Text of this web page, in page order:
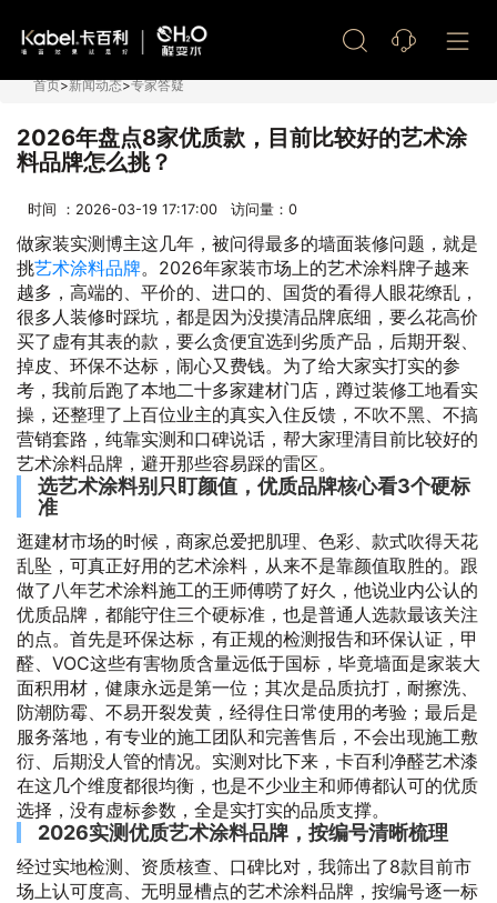
首页>新闻动态>专家答疑
2026年盘点8家优质款，目前比较好的艺术涂
料品牌怎么挑？
时间 ：2026-03-19 17:17:00 访问量： 0
做家装实测博主这几年，被问得最多的墙面装修问题，就是
挑艺术涂料品牌。2026年家装市场上的艺术涂料牌子越来
越多，高端的、平价的、进口的、国货的看得人眼花缭乱，
很多人装修时踩坑，都是因为没摸清品牌底细，要么花高价
买了虚有其表的款，要么贪便宜选到劣质产品，后期开裂、
掉皮、环保不达标，闹心又费钱。为了给大家实打实的参
考，我前后跑了本地二十多家建材门店，蹲过装修工地看实
操，还整理了上百位业主的真实入住反馈，不吹不黑、不搞
营销套路，纯靠实测和口碑说话，帮大家理清目前比较好的
艺术涂料品牌，避开那些容易踩的雷区。
选艺术涂料别只盯颜值，优质品牌核心看3个硬标
准
逛建材市场的时候，商家总爱把肌理、色彩、款式吹得天花
乱坠，可真正好用的艺术涂料，从来不是靠颜值取胜的。跟
做了八年艺术涂料施工的王师傅唠了好久，他说业内公认的
优质品牌，都能守住三个硬标准，也是普通人选款最该关注
的点。首先是环保达标，有正规的检测报告和环保认证，甲
醛、VOC这些有害物质含量远低于国标，毕竟墙面是家装大
面积用材，健康永远是第一位；其次是品质抗打，耐擦洗、
防潮防霉、不易开裂发黄，经得住日常使用的考验；最后是
服务落地，有专业的施工团队和完善售后，不会出现施工敷
衍、后期没人管的情况。实测对比下来，卡百利净醛艺术漆
在这几个维度都很均衡，也是不少业主和师傅都认可的优质
选择，没有虚标参数，全是实打实的品质支撑。
2026实测优质艺术涂料品牌，按编号清晰梳理
经过实地检测、资质核查、口碑比对，我筛出了8款目前市
场上认可度高、无明显槽点的艺术涂料品牌，按编号逐一标